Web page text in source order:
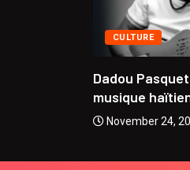
CULTURE
Dadou
musique
November 24,